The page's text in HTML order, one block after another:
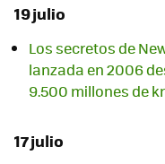
19 julio
Los secretos de
lanzada en 2006
9.500 millones de
17 julio